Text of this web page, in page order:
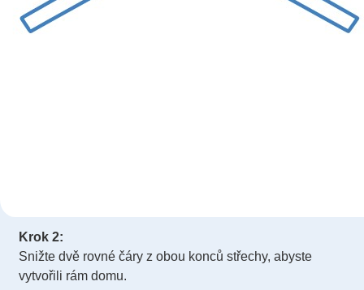
Krok 2:
Snižte dvě rovné čáry z obou konců střechy, abyste
vytvořili rám domu.